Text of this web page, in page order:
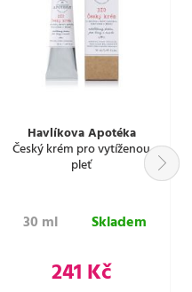
Havlíkova Apotéka
Český krém pro vytíženou
pleť
30 ml Skladem
241 Kč